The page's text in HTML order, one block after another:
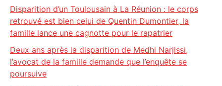
Disparition d’un Toulousain à La Réunion : le corps
retrouvé est bien celui de Quentin Dumontier, la
famille lance une cagnotte pour le rapatrier
Deux ans après la disparition de Medhi Narjissi,
l’avocat de la famille demande que l’enquête se
poursuive